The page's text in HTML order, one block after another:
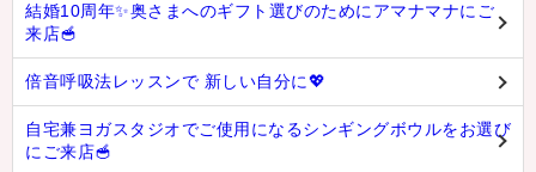
結婚10周年✨奥さまへのギフト選びのためにアマナマナにご
来店🥣
倍音呼吸法レッスンで 新しい自分に💖
自宅兼ヨガスタジオでご使用になるシンギングボウルをお選び
にご来店🥣